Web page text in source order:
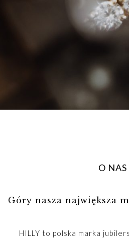
O NAS
Góry nasza największa
HILLY to polska marka